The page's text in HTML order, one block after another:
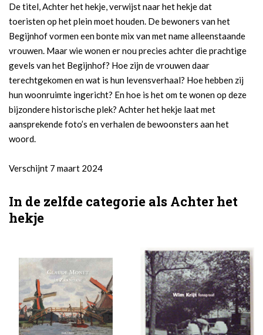
De titel, Achter het hekje, verwijst naar het hekje dat
toeristen op het plein moet houden. De bewoners van het
Begijnhof vormen een bonte mix van met name alleenstaande
vrouwen. Maar wie wonen er nou precies achter die prachtige
gevels van het Begijnhof? Hoe zijn de vrouwen daar
terechtgekomen en wat is hun levensverhaal? Hoe hebben zij
hun woonruimte ingericht? En hoe is het om te wonen op deze
bijzondere historische plek? Achter het hekje laat met
aansprekende foto’s en verhalen de bewoonsters aan het
woord.
Verschijnt 7 maart 2024
In de zelfde categorie als Achter het
hekje